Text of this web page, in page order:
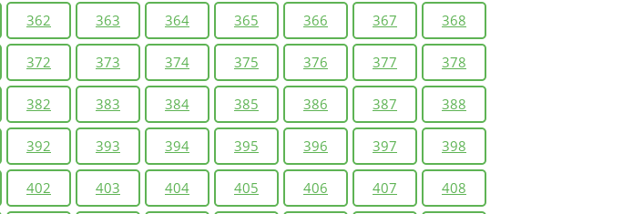
362 363 364 365 366 367 368
372 373 374 375 376 377 378
382 383 384 385 386 387 388
392 393 394 395 396 397 398
402 403 404 405 406 407 408